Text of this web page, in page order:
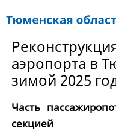
аэропорта в
зимой 2025
Часть
секцией